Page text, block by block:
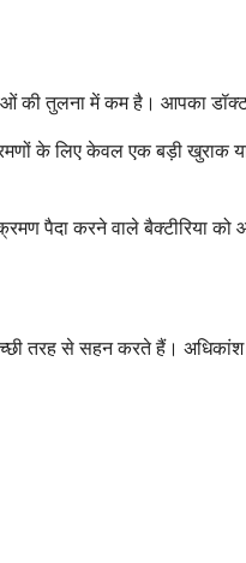
की तुलना में कम है। आपका
के लिए केवल एक बड़ी
पैदा करने वाले बैक्टीरिया को
तरह से सहन करते हैं।